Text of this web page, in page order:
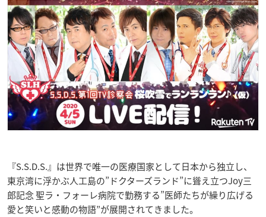
『S.S.D.S.』は世界で唯一の医療国家として日本から独立し、
東京湾に浮かぶ人工島の”ドクターズランド”に聳え立つJoy三
郎記念 聖ラ・フォーレ病院で勤務する”医師たちが繰り広げる
愛と笑いと感動の物語”が展開されてきました。